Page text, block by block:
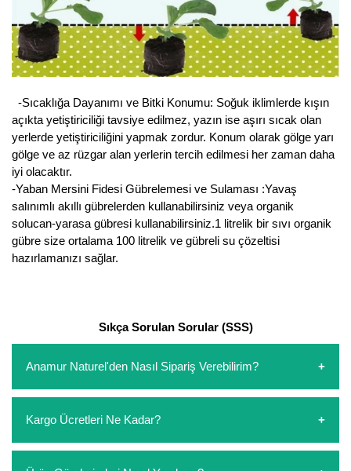
-Sıcaklığa Dayanımı ve Bitki Konumu: Soğuk iklimlerde kışın
açıkta yetiştiriciliği tavsiye edilmez, yazın ise aşırı sıcak olan
yerlerde yetiştiriciliğini yapmak zordur. Konum olarak gölge yarı
gölge ve az rüzgar alan yerlerin tercih edilmesi her zaman daha
iyi olacaktır.
-Yaban Mersini Fidesi Gübrelemesi ve Sulaması :Yavaş
salınımlı akıllı gübrelerden kullanabilirsiniz veya organik
solucan-yarasa gübresi kullanabilirsiniz.1 litrelik bir sıvı organik
gübre size ortalama 100 litrelik ve gübreli su çözeltisi
hazırlamanızı sağlar.
Sıkça Sorulan Sorular (SSS)
Anamur Naturel'den Nasıl Sipariş Verebilirim?
oluşturarak,iletişim numaralarımızdan bizi arayarak veya
whatsapp hattımızdan bizlere isteklerinizi yazarak sipariş
Kargo Ücretleri Ne Kadar?
Murt Fidanı
Muşmula Fidanı
Nadir Çeşit Meyveler
Nar Fidanı
Narenciye Fidanları
Nektarin Fidanı
Papaya Fidanı
Şeftali Fidanı
Trabzon Hurması Fidanı
Üzüm Fidanı
Vişne Fidanı